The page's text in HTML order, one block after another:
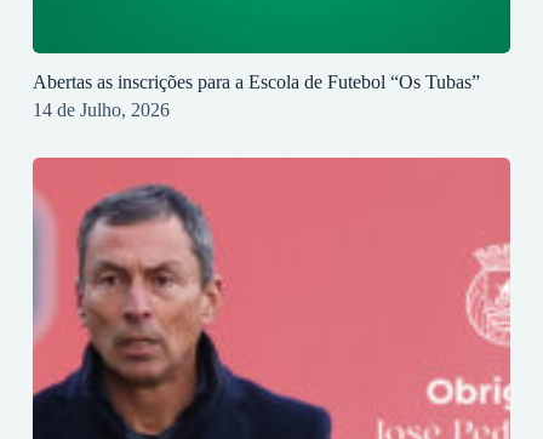
Abertas as inscrições para a Escola de Futebol “Os Tubas”
14 de Julho, 2026